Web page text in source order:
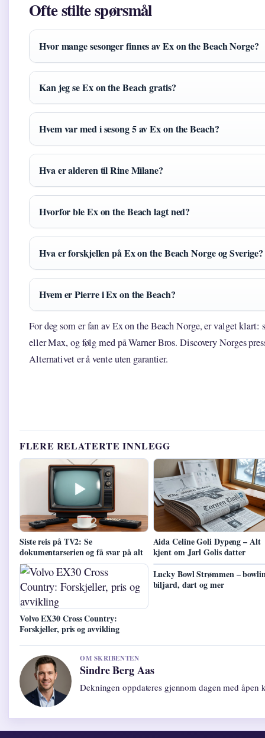
Ofte stilte spørsmål
Hvor mange sesonger finnes av Ex on the Beach Norge?
Kan jeg se Ex on the Beach gratis?
Hvem var med i sesong 5 av Ex on the Beach?
Hva er alderen til Rine Milane?
Hvorfor ble Ex on the Beach lagt ned?
Hva er forskjellen på Ex on the Beach Norge og Sverige?
Hvem er Pierre i Ex on the Beach?
For deg som er fan av Ex on the Beach Norge, er valget klart:
eller Max, og følg med på Warner Bros. Discovery Norges
Alternativet er å vente uten garantier.
FLERE RELATERTE INNLEGG
Siste reis på TV2: Se
dokumentarserien og få svar på alt
Aida Celine Goli Dypeng – Alt
kjent om Jarl Golis datter
Volvo EX30 Cross Country:
Forskjeller, pris og avvikling
Lucky Bowl Strømmen –
biljard, dart og mer
OM SKRIBENTEN
Sindre Berg Aas
Dekningen oppdateres gjennom dagen med åpen